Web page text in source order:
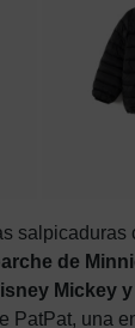
salpicaduras
de
Mickey
PatPat, una